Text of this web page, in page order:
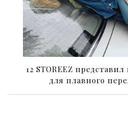
12 STOREEZ
для плавного